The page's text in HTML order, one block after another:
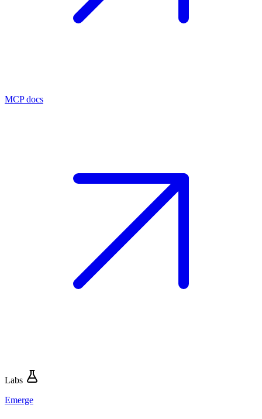
MCP docs
Labs
Emerge